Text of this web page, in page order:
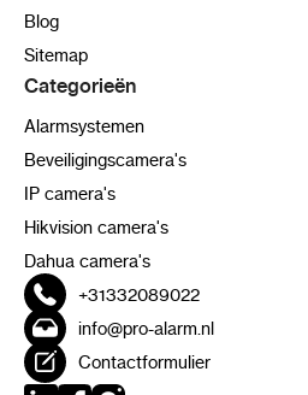
Blog
Sitemap
Categorieën
Alarmsystemen
Beveiligingscamera's
IP camera's
Hikvision camera's
Dahua camera's
+31332089022
info@pro-alarm.nl
Contactformulier